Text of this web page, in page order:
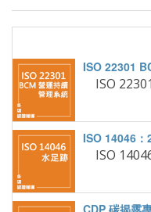
ISO
ISO